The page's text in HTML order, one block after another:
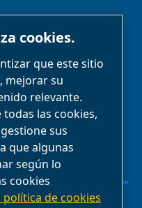
cookies.
que este sitio
mejorar su
relevante.
las cookies,
sus
que algunas
según lo
cookies
de cookies